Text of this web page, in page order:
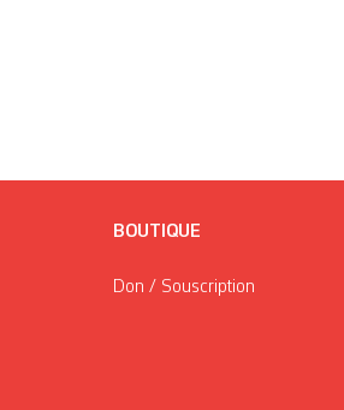
BOUTIQUE
Don / Souscription